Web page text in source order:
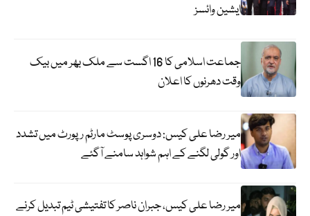
ایشین وائسز
جماعت اسلامی کا 16 اگست سے ملک بھر میں بیک
وقت دھرنوں کا اعلان
میر رضا علی کیس: دوسری پوسٹ مارٹم رپورٹ میں تشدد
اور گولی لگنے کے اہم شواہد سامنے آگئے
میر رضا علی کیس، جبران ناصر کا تفتیشی ٹیم تبدیل کرنے